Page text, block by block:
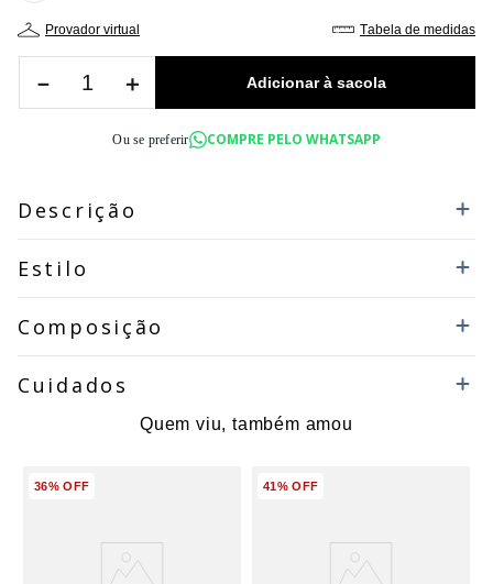
provador virtual tabela de medidas
＋
－
Ou se preferir COMPRE PELO WHATSAPP
Descrição
Estilo
Composição
Cuidados
Quem viu, também amou
36%OFF 41%OFF